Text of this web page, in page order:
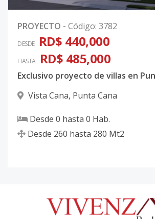
PROYECTO - Código: 3782
DESDE RD$ 440,000
HASTA RD$ 485,000
Vista Cana, Punta Cana
Desde 0 hasta 0 Hab.
Desde 260 hasta 280 Mt2